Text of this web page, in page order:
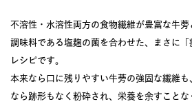
不溶性・水溶性両方の食物繊維が豊富な牛
調味料である塩麹の菌を合わせた、まさに
レシピです。
本来なら口に残りやすい牛蒡の強固な繊維
なら跡形もなく粉砕され、栄養を余すことな